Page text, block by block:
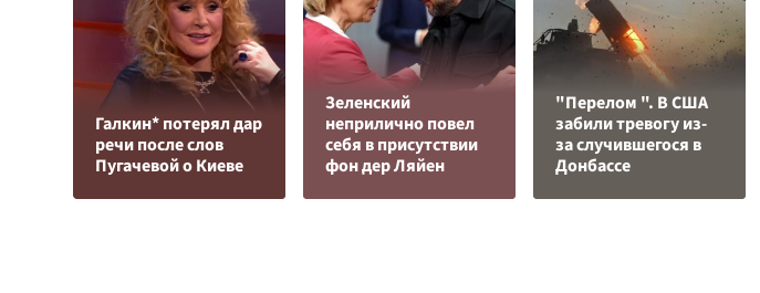
Галкин* потерял дар
речи после слов
Пугачевой о Киеве
Зеленский
неприлично повел
cебя в присутствии
фон дер Ляйен
"Перелом ". В США
забили тревогу из-
за случившегося в
Донбассе